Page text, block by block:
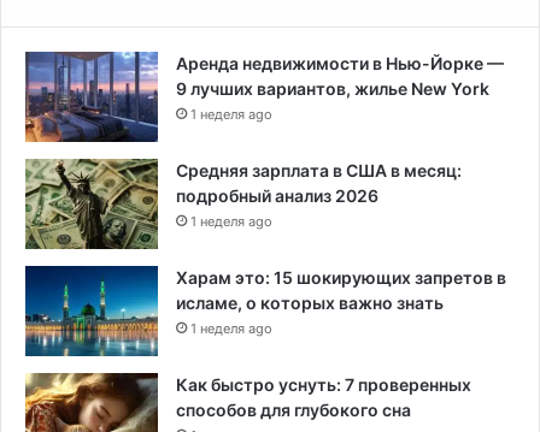
Аренда недвижимости в Нью-Йорке —
9 лучших вариантов, жилье New York
1 неделя ago
Средняя зарплата в США в месяц:
подробный анализ 2026
1 неделя ago
Харам это: 15 шокирующих запретов в
исламе, о которых важно знать
1 неделя ago
Как быстро уснуть: 7 проверенных
способов для глубокого сна